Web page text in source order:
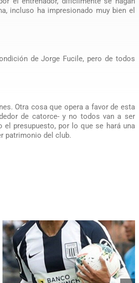
incluso ha impresionado muy bien el
de Jorge Fucile, pero de todos
Otra cosa que opera a favor de esta
de catorce- y no todos van a ser
presupuesto, por lo que se hará una
patrimonio del club.